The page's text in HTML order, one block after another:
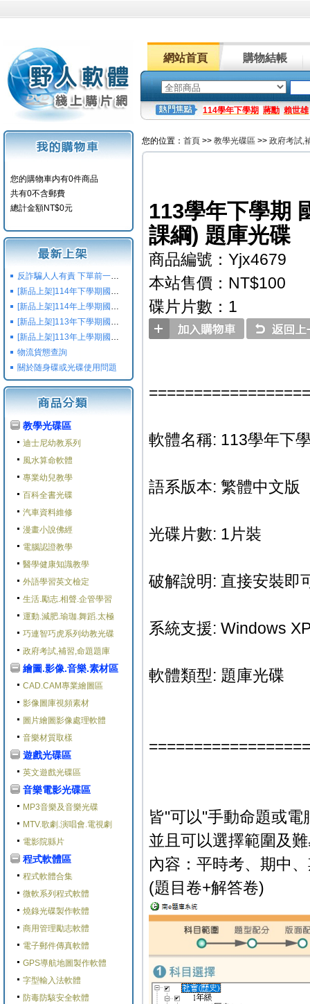
網站首頁 購物結帳
114學年下學期 蔣勳 賴世雄
您的購物車内有0件商品
共有0不含郵費
總計金額NT$0元
反詐騙人人有責 下單前一定要注意
[新品上架]114年下學期國小國中高中命題光碟,校用卷,習作
[新品上架]114年上學期國小國中高中命題光碟,校用卷,習作
[新品上架]113年下學期國小國中高中命題光碟,校用卷,習作
[新品上架]113年上學期國小國中高中命題光碟,校用卷,習作
物流貨態查詢
關於随身碟或光碟使用問題
教學光碟區
迪士尼幼教系列
風水算命軟體
專業幼兒教學
百科全書光碟
汽車資料維修
漫畫小說佛經
電腦認證教學
醫學健康知識教學
外語學習英文檢定
生活.勵志.相聲.企管學習
運動.減肥.瑜珈.舞蹈.太極
巧連智巧虎系列幼教光碟
政府考試,補習,命題題庫
繪圖.影像.音樂.素材區
CAD.CAM專業繪圖區
影像圖庫視頻素材
圖片繪圖影像處理軟體
音樂材質取樣
遊戲光碟區
英文遊戲光碟區
音樂電影光碟區
MP3音樂及音樂光碟
MTV.歌劇.演唱會.電視劇
電影院縣片
程式軟體區
程式軟體合集
微軟系列程式軟體
燒錄光碟製作軟體
商用管理勵志軟體
電子郵件傳真軟體
GPS導航地圖製作軟體
字型輸入法軟體
防毒防駭安全軟體
您的位置： 首頁 >> 教學光碟區 >> 政府考試,
113學年下學期
課綱) 題庫光碟
商品編號：Yjx4679
本站售價：NT$100
碟片片數：1
軟體名稱: 113學年下
語系版本: 繁體中文版
光碟片數: 1片裝
破解說明: 直接安裝即
系統支援: Windows
軟體類型: 題庫光碟
皆"可以"手動命題或電
並且可以選擇範圍及
內容：平時考、期中
(題目卷+解答卷)